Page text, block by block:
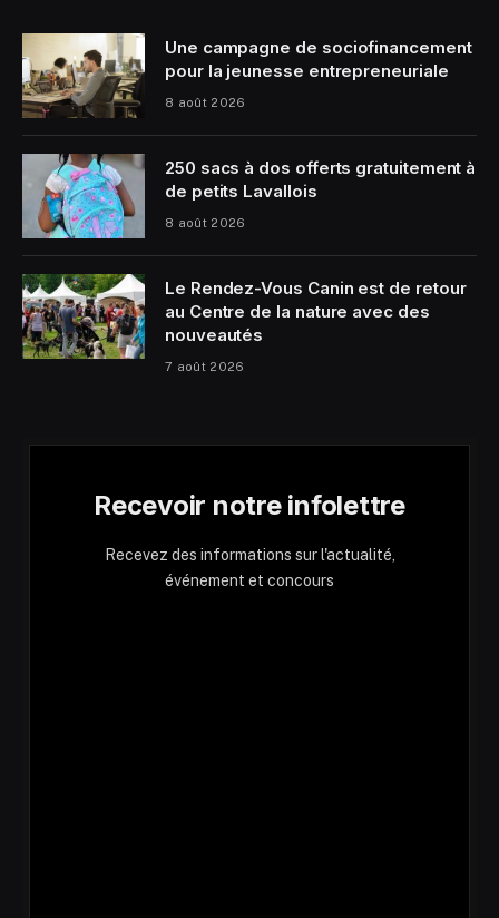
Une campagne de sociofinancement
pour la jeunesse entrepreneuriale
8 août 2026
250 sacs à dos offerts gratuitement à
de petits Lavallois
8 août 2026
Le Rendez-Vous Canin est de retour
au Centre de la nature avec des
nouveautés
7 août 2026
Recevoir notre infolettre
Recevez des informations sur l'actualité,
événement et concours